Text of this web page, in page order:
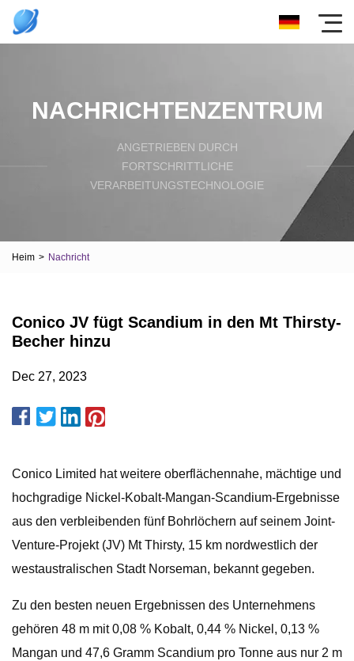
NACHRICHTENZENTRUM
ANGETRIEBEN DURCH
FORTSCHRITTLICHE
VERARBEITUNGSTECHNOLOGIE
Heim > Nachricht
Conico JV fügt Scandium in den Mt Thirsty-
Becher hinzu
Dec 27, 2023
Conico Limited hat weitere oberflächennahe, mächtige und
hochgradige Nickel-Kobalt-Mangan-Scandium-Ergebnisse
aus den verbleibenden fünf Bohrlöchern auf seinem Joint-
Venture-Projekt (JV) Mt Thirsty, 15 km nordwestlich der
westaustralischen Stadt Norseman, bekannt gegeben.
Zu den besten neuen Ergebnissen des Unternehmens
gehören 48 m mit 0,08 % Kobalt, 0,44 % Nickel, 0,13 %
Mangan und 47,6 Gramm Scandium pro Tonne aus nur 2 m